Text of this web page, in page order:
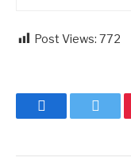
Post Views: 772
Facebook